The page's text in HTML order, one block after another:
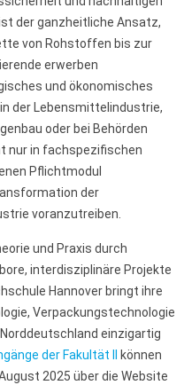
der ganzheitliche Ansatz,
von Rohstoffen bis zur
erwerben
und ökonomisches
der Lebensmittelindustrie,
oder bei Behörden
nur in fachspezifischen
Pflichtmodul
der
voranzutreiben.
und Praxis durch
interdisziplinäre Projekte
Hannover bringt ihre
Verpackungstechnologie
einzigartig
der Fakultät II
können
2025 über die Website